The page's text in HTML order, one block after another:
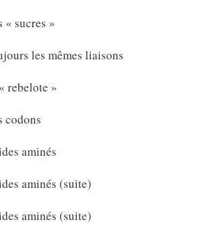
« sucres »
les mêmes liaisons
rebelote »
codons
aminés
aminés (suite)
aminés (suite)